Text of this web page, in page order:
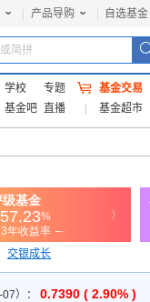
产品导购 自选基金
简拼
学校
专题
基金吧 直播
基金交易
基金超市
交银成长
）： 0.7390 ( 2.90% )